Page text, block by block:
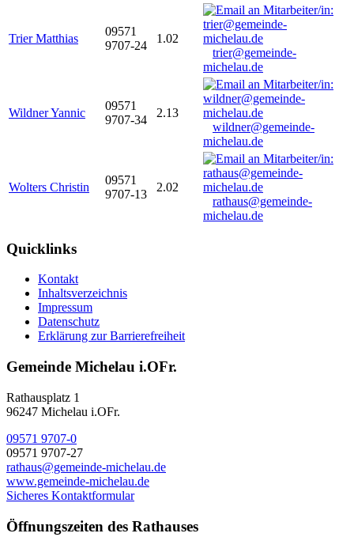
Trier Matthias
09571
9707-24
1.02
trier@gemeinde-
michelau.de
Wildner Yannic
09571
9707-34
2.13
wildner@gemeinde-
michelau.de
Wolters Christin
09571
9707-13
2.02
rathaus@gemeinde-
michelau.de
Quicklinks
Kontakt
Inhaltsverzeichnis
Impressum
Datenschutz
Erklärung zur Barrierefreiheit
Gemeinde Michelau i.OFr.
Rathausplatz 1
96247 Michelau i.OFr.
09571 9707-0
09571 9707-27
rathaus@gemeinde-michelau.de
www.gemeinde-michelau.de
Sicheres Kontaktformular
Öffnungszeiten des Rathauses